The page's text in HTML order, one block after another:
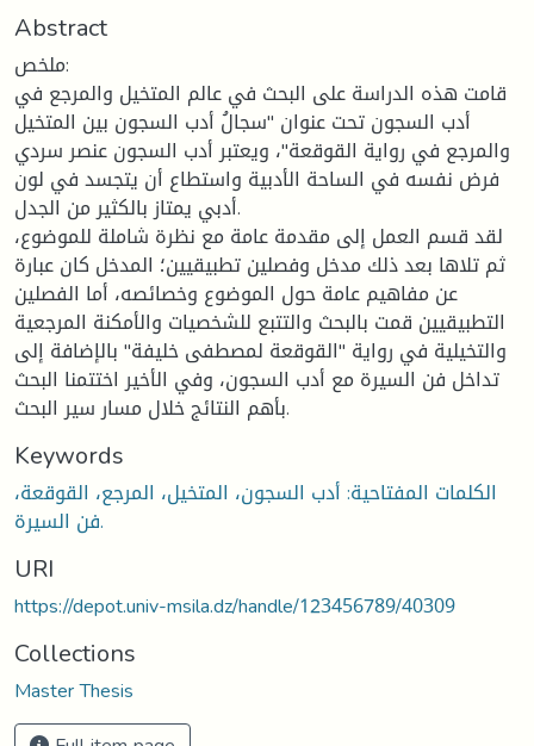
Abstract
ملخص:
قامت هذه الدراسة على البحث في عالم المتخيل والمرجع في
أدب السجون تحت عنوان "سجالُ أدب السجون بين المتخيل
والمرجع في رواية القوقعة"، ويعتبر أدب السجون عنصر سردي
فرض نفسه في الساحة الأدبية واستطاع أن يتجسد في لون
أدبي يمتاز بالكثير من الجدل.
لقد قسم العمل إلى مقدمة عامة مع نظرة شاملة للموضوع،
ثم تلاها بعد ذلك مدخل وفصلين تطبيقيين؛ المدخل كان عبارة
عن مفاهيم عامة حول الموضوع وخصائصه، أما الفصلين
التطبيقيين قمت بالبحث والتتبع للشخصيات والأمكنة المرجعية
والتخيلية في رواية "القوقعة لمصطفى خليفة" بالإضافة إلى
تداخل فن السيرة مع أدب السجون، وفي الأخير اختتمنا البحث
بأهم النتائج خلال مسار سير البحث.
Keywords
الكلمات المفتاحية: أدب السجون، المتخيل، المرجع، القوقعة،
فن السيرة.
URI
https://depot.univ-msila.dz/handle/123456789/40309
Collections
Master Thesis